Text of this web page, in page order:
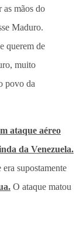
mãos do
Maduro.
querem de
muito
povo da
ataque aéreo
da Venezuela.
supostamente
O ataque matou